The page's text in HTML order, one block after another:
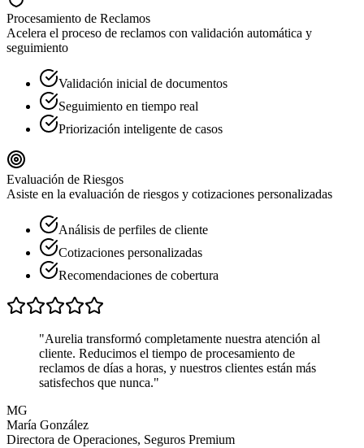
Procesamiento de Reclamos
Acelera el proceso de reclamos con validación automática y
seguimiento
Validación inicial de documentos
Seguimiento en tiempo real
Priorización inteligente de casos
Evaluación de Riesgos
Asiste en la evaluación de riesgos y cotizaciones personalizadas
Análisis de perfiles de cliente
Cotizaciones personalizadas
Recomendaciones de cobertura
"Aurelia transformó completamente nuestra atención al
cliente. Reducimos el tiempo de procesamiento de
reclamos de días a horas, y nuestros clientes están más
satisfechos que nunca."
MG
María González
Directora de Operaciones, Seguros Premium